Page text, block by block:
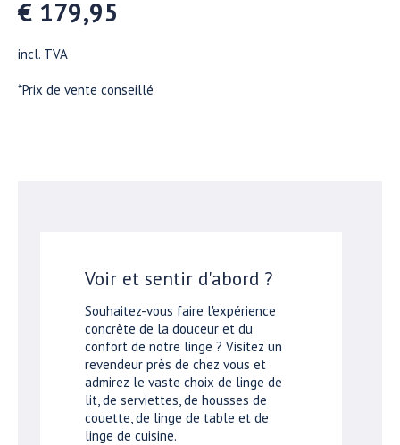
€ 179,95
incl. TVA
*Prix de vente conseillé
Voir et sentir d'abord ?
Souhaitez-vous faire l'expérience
concrète de la douceur et du
confort de notre linge ? Visitez un
revendeur près de chez vous et
admirez le vaste choix de linge de
lit, de serviettes, de housses de
couette, de linge de table et de
linge de cuisine.